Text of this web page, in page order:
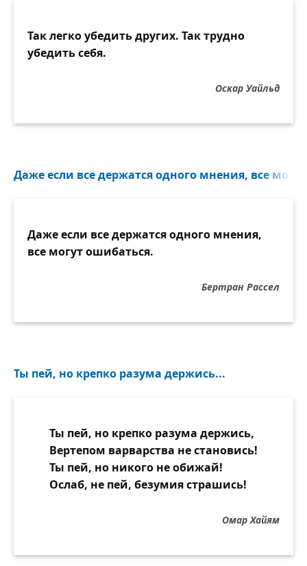
Так легко убедить других. Так трудно
убедить себя.
Оскар Уайльд
Даже если все держатся одного мнения, все
Даже если все держатся одного мнения,
все могут ошибаться.
Бертран Рассел
Ты пей, но крепко разума держись...
Ты пей, но крепко разума держись,
Вертепом варварства не становись!
Ты пей, но никого не обижай!
Ослаб, не пей, безумия страшись!
Омар Хайям